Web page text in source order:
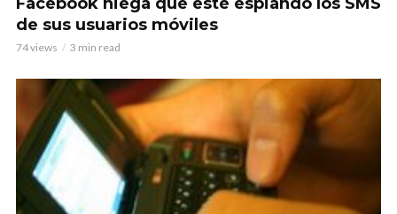
de sus usuarios móviles
74 views 3 min read